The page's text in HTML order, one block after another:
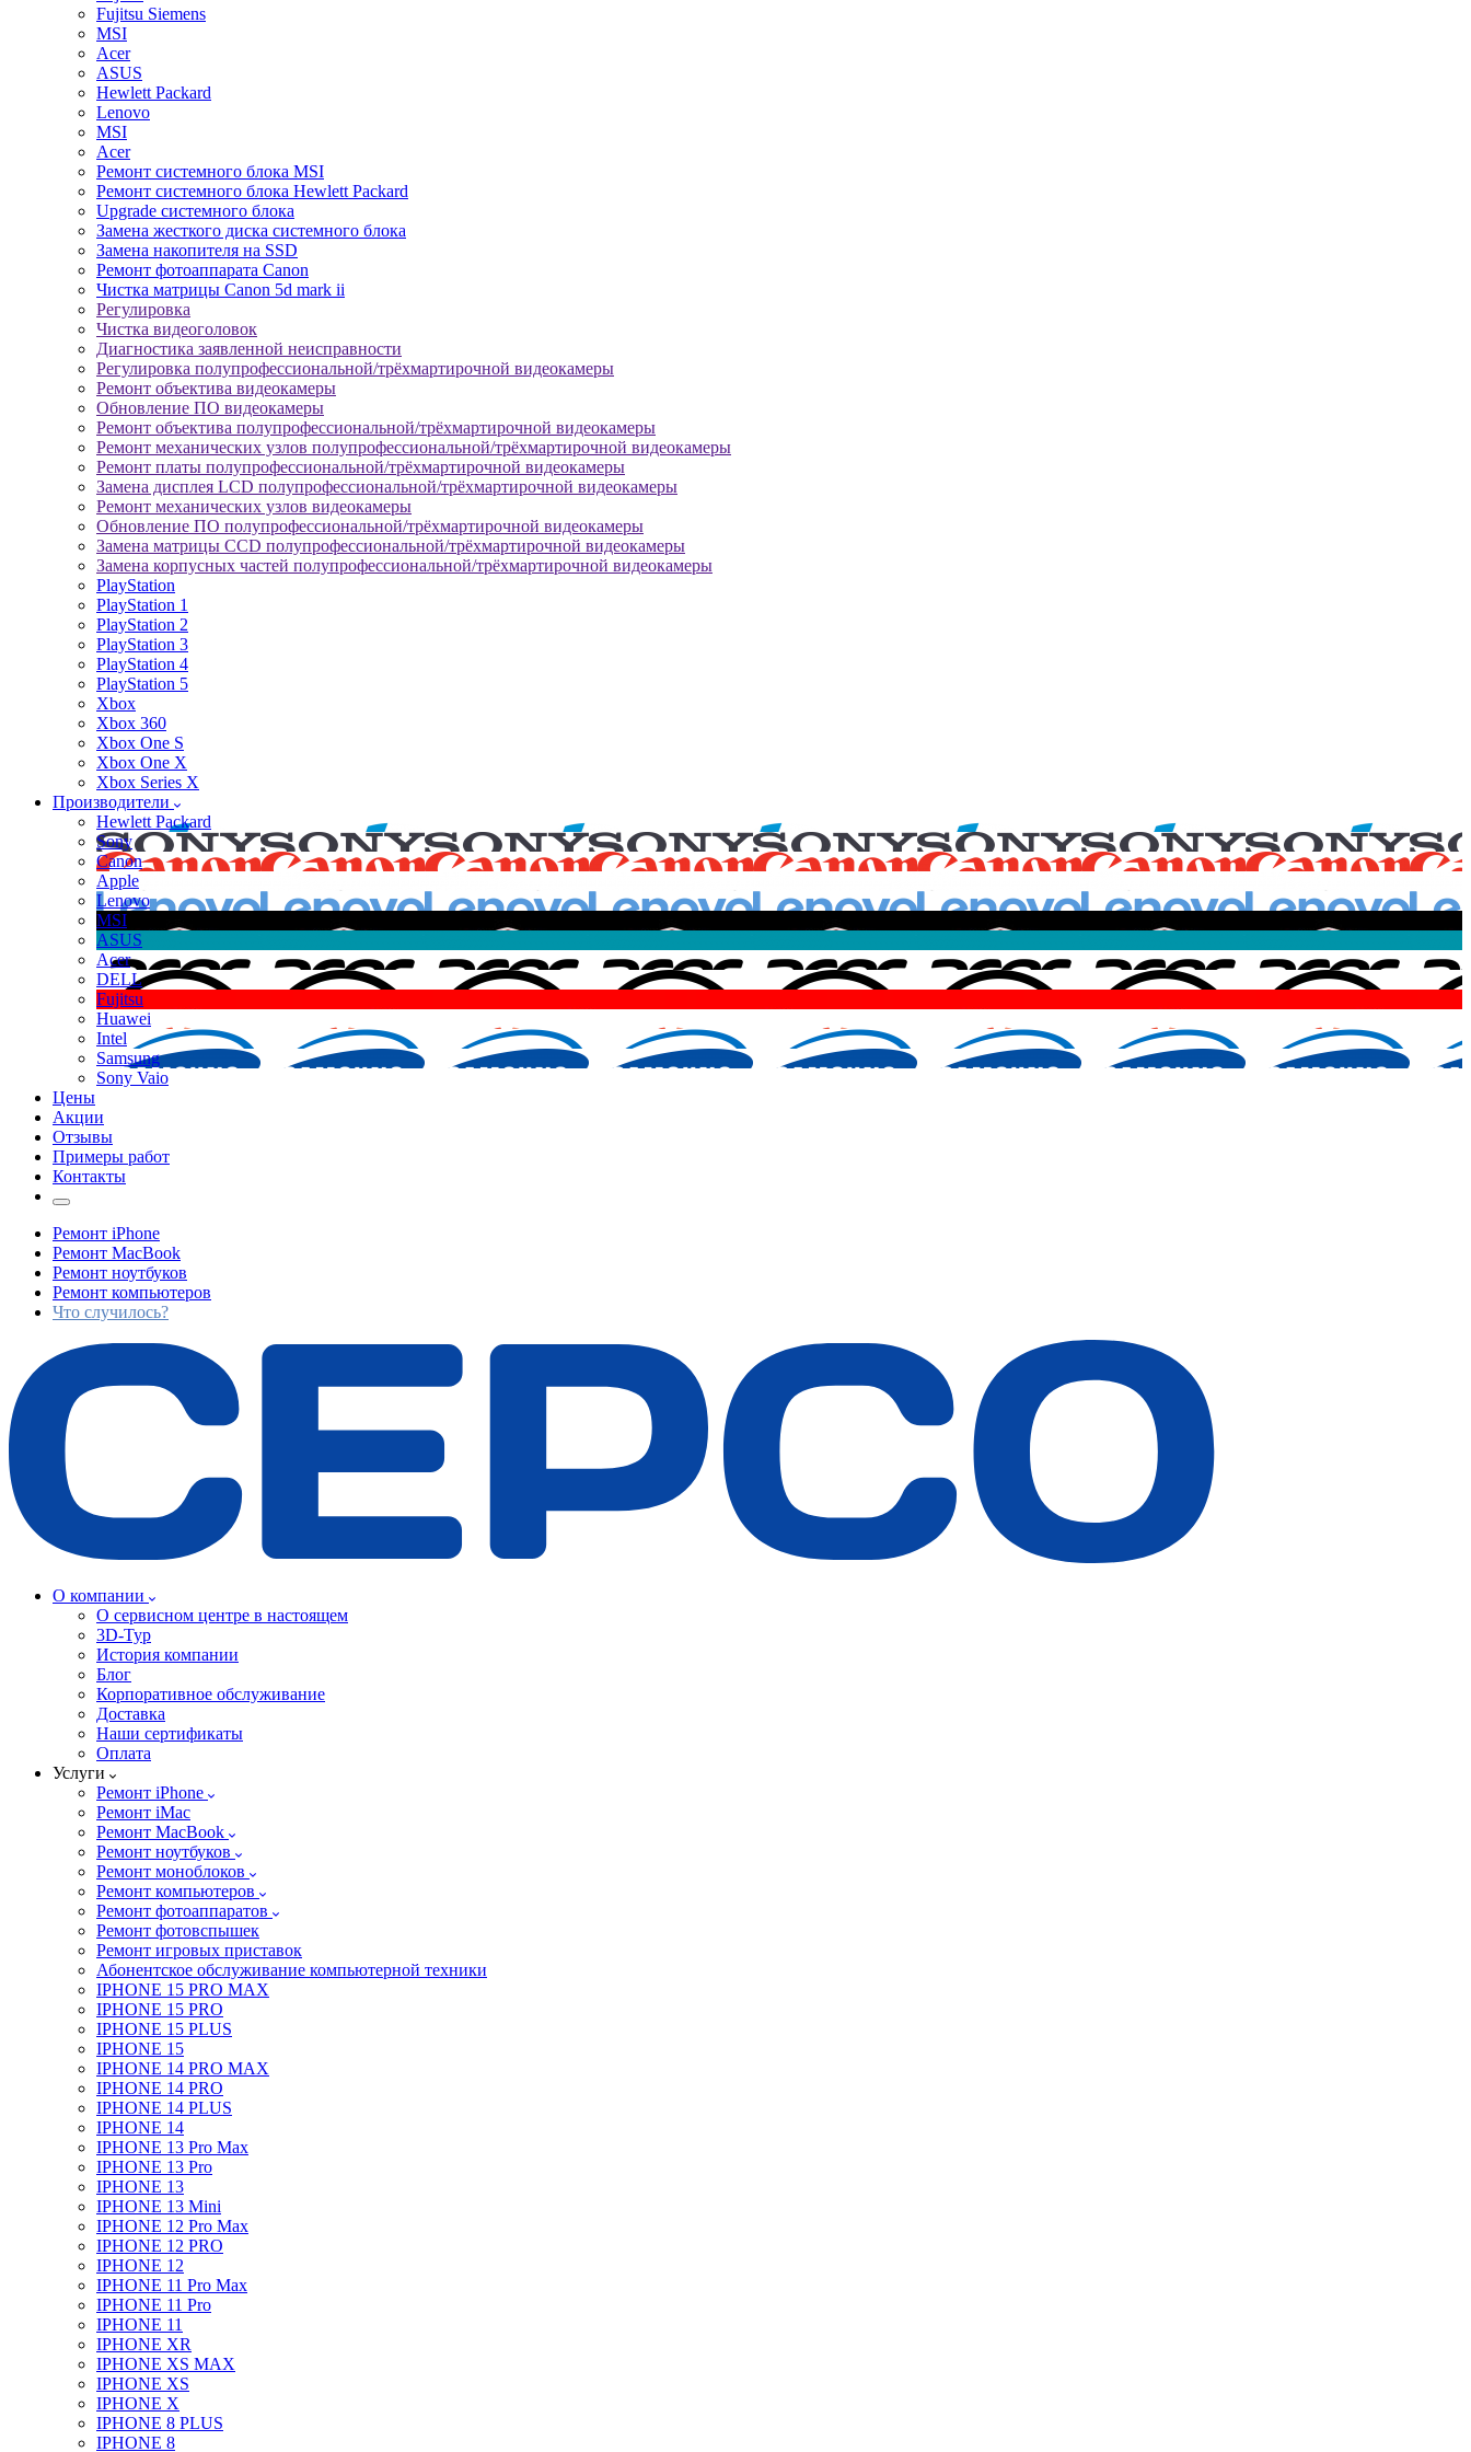
Fujitsu Siemens
MSI
Acer
ASUS
Hewlett Packard
Lenovo
MSI
Acer
Ремонт системного блока MSI
Ремонт системного блока Hewlett Packard
Upgrade системного блока
Замена жесткого диска системного блока
Замена накопителя на SSD
Ремонт фотоаппарата Canon
Чистка матрицы Canon 5d mark ii
Регулировка
Чистка видеоголовок
Диагностика заявленной неисправности
Регулировка полупрофессиональной/трёхмартирочной видеокамеры
Ремонт объектива видеокамеры
Обновление ПО видеокамеры
Ремонт объектива полупрофессиональной/трёхмартирочной видеокамеры
Ремонт механических узлов полупрофессиональной/трёхмартирочной видеокамеры
Ремонт платы полупрофессиональной/трёхмартирочной видеокамеры
Замена дисплея LCD полупрофессиональной/трёхмартирочной видеокамеры
Ремонт механических узлов видеокамеры
Обновление ПО полупрофессиональной/трёхмартирочной видеокамеры
Замена матрицы CCD полупрофессиональной/трёхмартирочной видеокамеры
Замена корпусных частей полупрофессиональной/трёхмартирочной видеокамеры
PlayStation
PlayStation 1
PlayStation 2
PlayStation 3
PlayStation 4
PlayStation 5
Xbox
Xbox 360
Xbox One S
Xbox One X
Xbox Series X
Производители
Hewlett Packard
Sony
Canon
Apple
Lenovo
MSI
ASUS
Acer
DELL
Fujitsu
Huawei
Intel
Samsung
Sony Vaio
Цены
Акции
Отзывы
Примеры работ
Контакты
Ремонт iPhone
Ремонт MacBook
Ремонт ноутбуков
Ремонт компьютеров
Что случилось?
О компании
О сервисном центре в настоящем
3D-Тур
История компании
Блог
Корпоративное обслуживание
Доставка
Наши сертификаты
Оплата
Услуги
Ремонт iPhone
Ремонт iMac
Ремонт MacBook
Ремонт ноутбуков
Ремонт моноблоков
Ремонт компьютеров
Ремонт фотоаппаратов
Ремонт фотовспышек
Ремонт игровых приставок
Абонентское обслуживание компьютерной техники
IPHONE 15 PRO MAX
IPHONE 15 PRO
IPHONE 15 PLUS
IPHONE 15
IPHONE 14 PRO MAX
IPHONE 14 PRO
IPHONE 14 PLUS
IPHONE 14
IPHONE 13 Pro Max
IPHONE 13 Pro
IPHONE 13
IPHONE 13 Mini
IPHONE 12 Pro Max
IPHONE 12 PRO
IPHONE 12
IPHONE 11 Pro Max
IPHONE 11 Pro
IPHONE 11
IPHONE XR
IPHONE XS MAX
IPHONE XS
IPHONE X
IPHONE 8 PLUS
IPHONE 8